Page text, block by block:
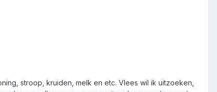
stroop, kruiden, melk en etc. Vlees wil ik uitzoeken,